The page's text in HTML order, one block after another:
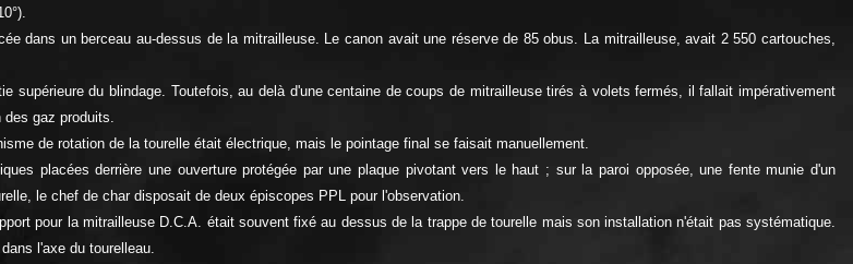
dans un berceau au-dessus de la mitrailleuse. Le canon avait une réserve de 85 obus. La mitrailleuse, avait 2 550 cartouches,
supérieure du blindage. Toutefois, au delà d'une centaine de coups de mitrailleuse tirés à volets fermés, il fallait impérativement
gaz produits.
de rotation de la tourelle était électrique, mais le pointage final se faisait manuellement.
placées derrière une ouverture protégée par une plaque pivotant vers le haut ; sur la paroi opposée, une fente munie d'un
le chef de char disposait de deux épiscopes PPL pour l'observation.
pour la mitrailleuse D.C.A. était souvent fixé au dessus de la trappe de tourelle mais son installation n'était pas systématique.
l'axe du tourelleau.